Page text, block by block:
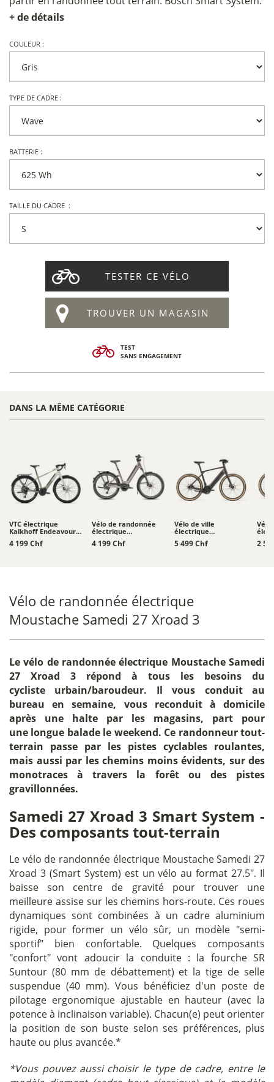
+ de détails
COULEUR :
TYPE DE CADRE :
BATTERIE :
TAILLE DU CADRE :
TESTER CE VÉLO
TROUVER UN MAGASIN
TEST
SANS ENGAGEMENT
DANS LA MÊME CATÉGORIE
VTC électrique
Kalkhoff Endeavour L
Touring
4 199 Chf
Vélo de randonnée
électrique
Moustache Xroad 4 -
800 Wh
4 199 Chf
Vélo de ville
électrique
Schindelhauer
Heinrich XIV
5 499 Chf
Vélo
2
Vélo de randonnée électrique
Moustache Samedi 27 Xroad 3
Levélo de randonnée électrique Moustache Samedi
27 Xroad 3 répond à tous les besoins du
cycliste urbain/baroudeur. Il vous conduit au
bureau en semaine, vous reconduit à domicile
après une halte par les magasins, part pour
une longue balade le weekend. Ce randonneur tout-
terrain passe par les pistes cyclables roulantes,
mais aussi par les chemins moins évidents, sur des
monotraces à travers la forêt ou des pistes
gravillonnées.
Samedi 27 Xroad 3 Smart System -
Des composants tout-terrain
Le vélo de randonnée électrique Moustache Samedi 27
Xroad 3 (Smart System) est un vélo au format 27.5". Il
baisse son centre de gravité pour trouver une
meilleure assise sur les chemins hors-route. Ces roues
dynamiques sont combinées à un cadre aluminium
rigide, pour former un vélo sûr, un modèle "semi-
sportif" bien confortable. Quelques composants
"confort" vont adoucir la conduite : la fourche SR
Suntour (80 mm de débattement) et la tige de selle
suspendue (40 mm). Vous bénéficiez d'un poste de
pilotage ergonomique ajustable en hauteur (avec la
potence à inclinaison variable). Chacun(e) peut orienter
la position de son buste selon ses préférences, plus
haute ou plus avancée.*
*Vous pouvez aussi choisir le type de cadre, entre le